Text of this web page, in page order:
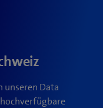
unseren Data